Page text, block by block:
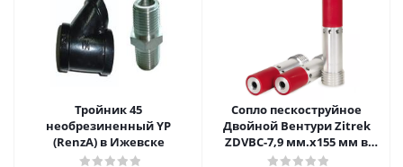
Тройник 45
необрезиненный YP
(RenzA) в Ижевске
Сопло пескоструйное
Двойной Вентури Zitrek
ZDVBC-7,9 мм.х155 мм в
Ижевске